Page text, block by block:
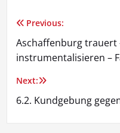
Previous:
Aschaffenburg trauert
instrumentalisieren –
Next:
6.2. Kundgebung